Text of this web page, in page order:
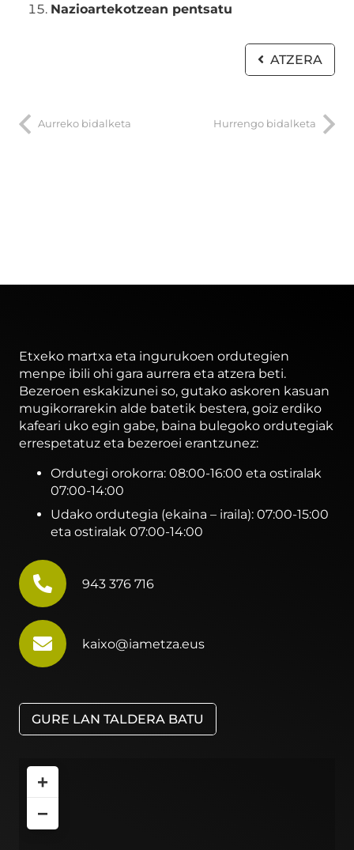
Nazioartekotzean pentsatu
ATZERA
Aurreko bidalketa Hurrengo bidalketa
Etxeko martxa eta ingurukoen ordutegien
menpe ibili ohi gara aurrera eta atzera beti.
Bezeroen eskakizunei so, gutako askoren kasuan
mugikorrarekin alde batetik bestera, goiz erdiko
kafeari uko egin gabe, baina bulegoko ordutegiak
errespetatuz eta bezeroei erantzunez:
Ordutegi orokorra: 08:00-16:00 eta ostiralak
07:00-14:00
Udako ordutegia (ekaina – iraila): 07:00-15:00
eta ostiralak 07:00-14:00
943 376 716
kaixo@iametza.eus
GURE LAN TALDERA BATU
+
−